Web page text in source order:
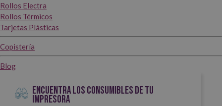
Rollos Electra
Rollos Térmicos
Tarjetas Plásticas
Copistería
Blog
ENCUENTRA LOS CONSUMIBLES DE TU
IMPRESORA